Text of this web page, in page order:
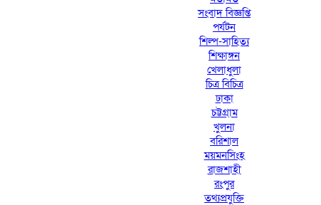
সংবাদ বিজ্ঞপ্তি
পর্যটন
শিল্প-সাহিত্য
শিক্ষাঙ্গন
খেলাধুলা
চিত্র বিচিত্র
ঢাকা
চট্টগ্রাম
খুলনা
বরিশাল
ময়মনসিংহ
রাজশাহী
রংপুর
তথ্যপ্রযুক্তি